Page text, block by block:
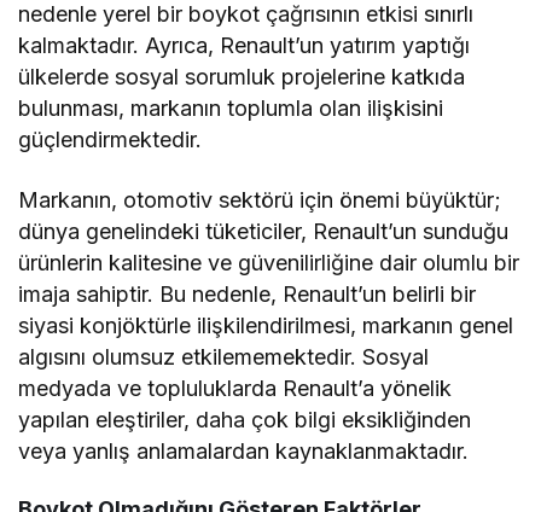
nedenle yerel bir boykot çağrısının etkisi sınırlı
kalmaktadır. Ayrıca, Renault’un yatırım yaptığı
ülkelerde sosyal sorumluk projelerine katkıda
bulunması, markanın toplumla olan ilişkisini
güçlendirmektedir.
Markanın, otomotiv sektörü için önemi büyüktür;
dünya genelindeki tüketiciler, Renault’un sunduğu
ürünlerin kalitesine ve güvenilirliğine dair olumlu bir
imaja sahiptir. Bu nedenle, Renault’un belirli bir
siyasi konjöktürle ilişkilendirilmesi, markanın genel
algısını olumsuz etkilememektedir. Sosyal
medyada ve topluluklarda Renault’a yönelik
yapılan eleştiriler, daha çok bilgi eksikliğinden
veya yanlış anlamalardan kaynaklanmaktadır.